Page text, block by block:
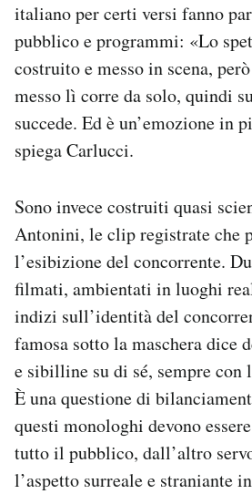
italiano per certi versi fanno
pubblico e programmi: «Lo
costruito e messo in scena,
messo lì corre da solo, quindi
succede. Ed è un’emozione in
spiega Carlucci.
Sono invece costruiti quasi
Antonini, le clip registrate che
l’esibizione del concorrente.
filmati, ambientati in luoghi
indizi sull’identità del
famosa sotto la maschera dice
e sibilline su di sé, sempre con
È una questione di
questi monologhi devono
tutto il pubblico, dall’altro
l’aspetto surreale e straniante